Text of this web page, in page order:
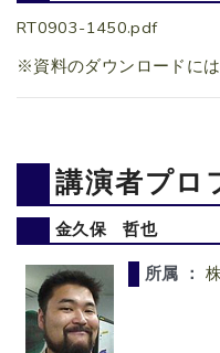
RT0903-1450.pdf
※資料のダウンロードには
講演者プロ
金久保 哲也
所属 ：